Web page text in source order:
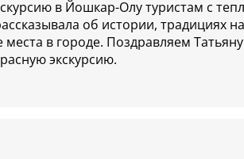
в Йошкар-Олу туристам с
об истории, традициях
в городе. Поздравляем Татьяну
экскурсию.